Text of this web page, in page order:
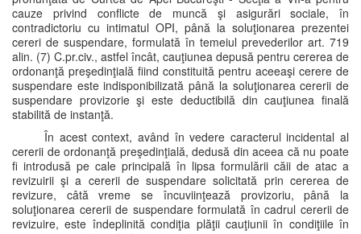
cauze privind conflicte de muncă şi asigurări sociale, în
contradictoriu cu intimatul OPI, până la soluţionarea prezentei
cereri de suspendare, formulată în temeiul prevederilor art. 719
alin. (7) C.pr.civ., astfel încât, cauţiunea depusă pentru cererea de
ordonanţă preşedinţială fiind constituită pentru aceeaşi cerere de
suspendare este indisponibilizată până la soluţionarea cererii de
suspendare provizorie şi este deductibilă din cauţiunea finală
stabilită de instanţă.
În acest context, având în vedere caracterul incidental al
cererii de ordonanţă preşedinţială, dedusă din aceea că nu poate
fi introdusă pe cale principală în lipsa formulării căii de atac a
revizuirii şi a cererii de suspendare solicitată prin cererea de
revizure, câtă vreme se încuviinţează provizoriu, până la
soluţionarea cererii de suspendare formulată în cadrul cererii de
revizuire, este îndeplinită condiţia plăţii cauţiunii în condiţiile în